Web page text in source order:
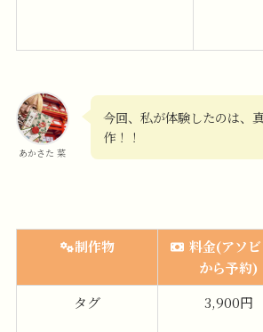
あかさた 菜
今回、私が体験したのは、
作！！
制作物
料金(アソ
から予約)
タグ 3,900円